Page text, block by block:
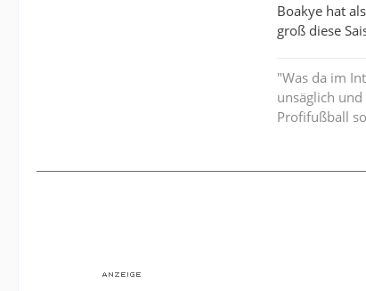
Boakye hat
groß diese
"Was da im
unsäglich
Profifußball